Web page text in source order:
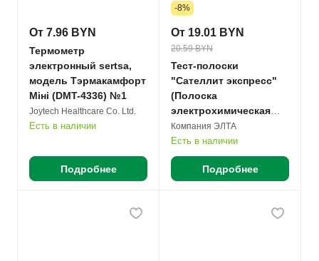
От 7.96 BYN
Термометр
электронный sertsa,
модель Тэрмакамфорт
Міні (DMT-4336) №1
Joytech Healthcare Co. Ltd.
Есть в наличии
Подробнее
-8%
От 19.01 BYN
20.59 BYN
Тест-полоски
"Сателлит экспресс"
(Полоска
электрохимическая
однократного
применения ПКГ-03)
№50
Компания ЭЛТА
Есть в наличии
Подробнее